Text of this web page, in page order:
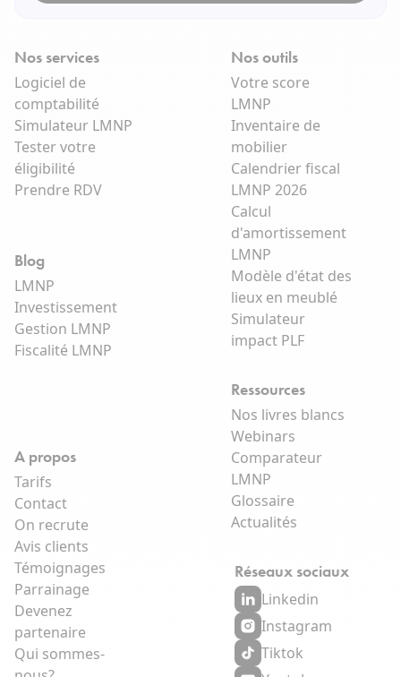
Nos services
Logiciel de
comptabilité
Simulateur LMNP
Tester votre
éligibilité
Prendre RDV
Nos outils
Votre score
LMNP
Inventaire de
mobilier
Calendrier fiscal
LMNP 2026
Calcul
d'amortissement
LMNP
Modèle d'état des
lieux en meublé
Simulateur
impact PLF
Blog
LMNP
Investissement
Gestion LMNP
Fiscalité LMNP
Ressources
Nos livres blancs
Webinars
Comparateur
LMNP
Glossaire
Actualités
A propos
Tarifs
Contact
On recrute
Avis clients
Témoignages
Parrainage
Devenez
partenaire
Qui sommes-
Réseaux sociaux
Linkedin
Instagram
Tiktok